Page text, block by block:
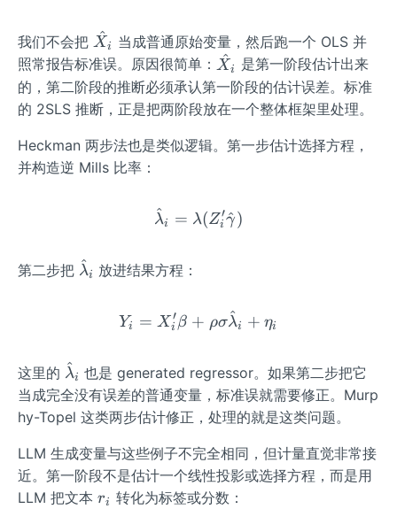
我们不会把 \ha
t
{X}
_
{i}
X
^i
当成普通原始变量，然后跑一个 OLS 并
照常报告标准误。原因很简单： \ha
t
{X}
{i}
X
^i
是第一阶段估计出来
的，第二阶段的推断必须承认第一阶段的估计误差。标准
的 2SLS 推断，正是把两阶段放在一个整体框架里处理。
Heckman 两步法也是类似逻辑。第一步估计选择方程，
并构造逆 Mills 比率：
λ
^i = λ(Zi
′γ
^)
第二步把 \h
bd
a}
_
{i}
λ
^i 放进结果方程：
Yi = Xi
′β + ρσλ
^i + ηi
这里的 \h
at
{\l
m
bd
a}
λ
^i 也是 generated regressor。如果第二步把它
当成完全没有误差的普通变量，标准误就需要修正。Murp
hy-Topel 这类两步估计修正，处理的就是这类问题。
LLM 生成变量与这些例子不完全相同，但计量直觉非常接
近。第一阶段不是估计一个线性投影或选择方程，而是用
LLM 把文本 r_
ri 转化为标签或分数：